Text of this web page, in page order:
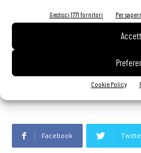
Gestisci 1771 fornitori Per
Cookie Policy
Sul fronte degli assortimenti,
tutte le tipologie di bevande -
referenze
obiettivo che accomuna la gran
Facebook